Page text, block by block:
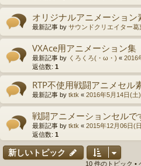
オリジナルアニメーション
最新記事 by サウンドクリエイター葛
VXAce用アニメーション集
最新記事 by くろくろ(・ω・) « 2016
返信数: 1
RTP不使用戦闘アニメセル
最新記事 by tktk « 2016年5月14日(土
戦闘アニメーションセルで
最新記事 by tktk « 2015年12月06日(
返信数: 1
新しいトピック
10 件のトピック •